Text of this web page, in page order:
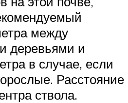
между
деревьями и
в случае, если
Расстояние
ствола.